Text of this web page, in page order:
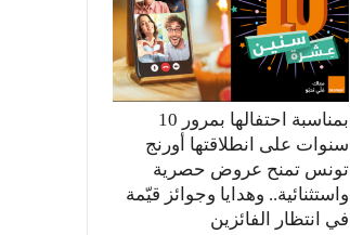
بمناسبة احتفالها بمرور 10
سنوات على انطلاقتها أورنج
تونس تمنح عروض حصرية
واستثنائية.. وهدايا وجوائز قيّمة
في انتظار الفائزين